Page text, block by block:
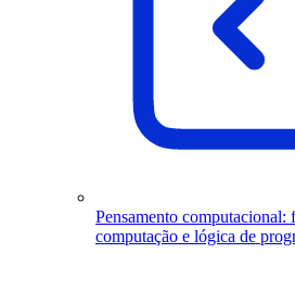
Pensamento computacional:
computação e lógica de